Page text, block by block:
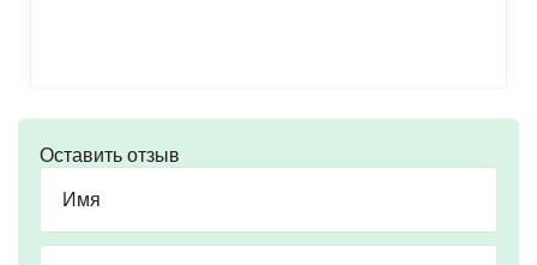
Оставить отзыв